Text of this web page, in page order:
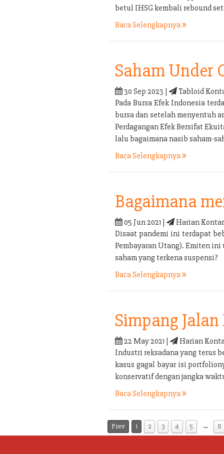
betul IHSG kembali rebound
Baca Selengkapnya
Saham Under
30 Sep 2023 |
Tabloid
Pada Bursa Efek Indonesia
bursa dan setelah menyentuh
Perdagangan Efek Bersifat
lalu bagaimana nasib saham-
Baca Selengkapnya
Bagaimana
05 Jun 2021 |
Harian
Disaat pandemi ini terdapat
Pembayaran Utang). Emiten ini
saham yang terkena suspensi?
Baca Selengkapnya
Simpang
22 May 2021 |
Harian
Industri reksadana yang terus
kasus gagal bayar isi
konservatif dengan jangka
Baca Selengkapnya
Prev 1 2 3 4 5 … 8